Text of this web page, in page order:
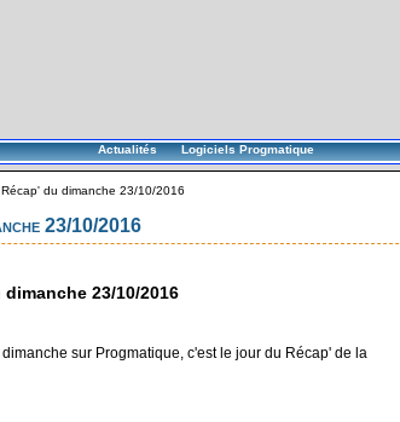
Actualités Logiciels Progmatique
Récap' du dimanche 23/10/2016
23/10/2016
dimanche 23/10/2016
sur Progmatique, c'est le jour du Récap' de la